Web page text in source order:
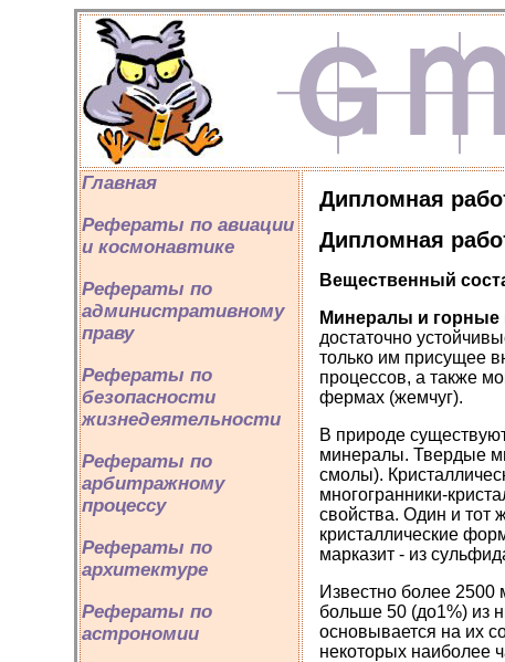
Главная
Рефераты по авиации
и космонавтике
Рефераты по
административному
праву
Рефераты по
безопасности
жизнедеятельности
Рефераты по
арбитражному
процессу
Рефераты по
архитектуре
Рефераты по
астрономии
Дипломная
Дипломная
Вещественный
Минералы и
достаточно
только им присущее
процессов, а также
фермах (жемчуг).
В природе
минералы. Твердые
смолы).
многогранники-
свойства. Один и тот
кристаллические
марказит - из
Известно более 2500
больше 50 (до1%) из
основывается на их
некоторых наиболее